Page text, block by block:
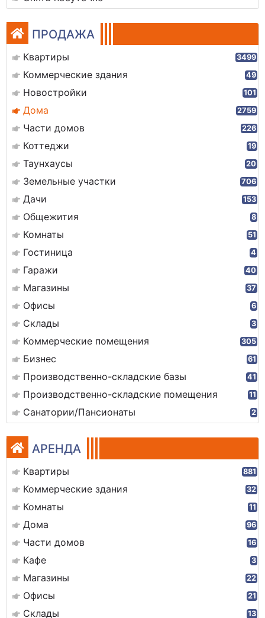
ПРОДАЖА
Квартиры 3499
Коммерческие здания 49
Новостройки 101
Дома 2759
Части домов 226
Коттеджи 19
Таунхаусы 20
Земельные участки 706
Дачи 153
Общежития 8
Комнаты 51
Гостиница 4
Гаражи 40
Магазины 37
Офисы 6
Склады 3
Коммерческие помещения 305
Бизнес 61
Производственно-складские базы 41
Производственно-складские помещения 11
Санатории/Пансионаты 2
АРЕНДА
Квартиры 881
Коммерческие здания 32
Комнаты 11
Дома 96
Части домов 16
Кафе 3
Магазины 22
Офисы 21
Склады 13